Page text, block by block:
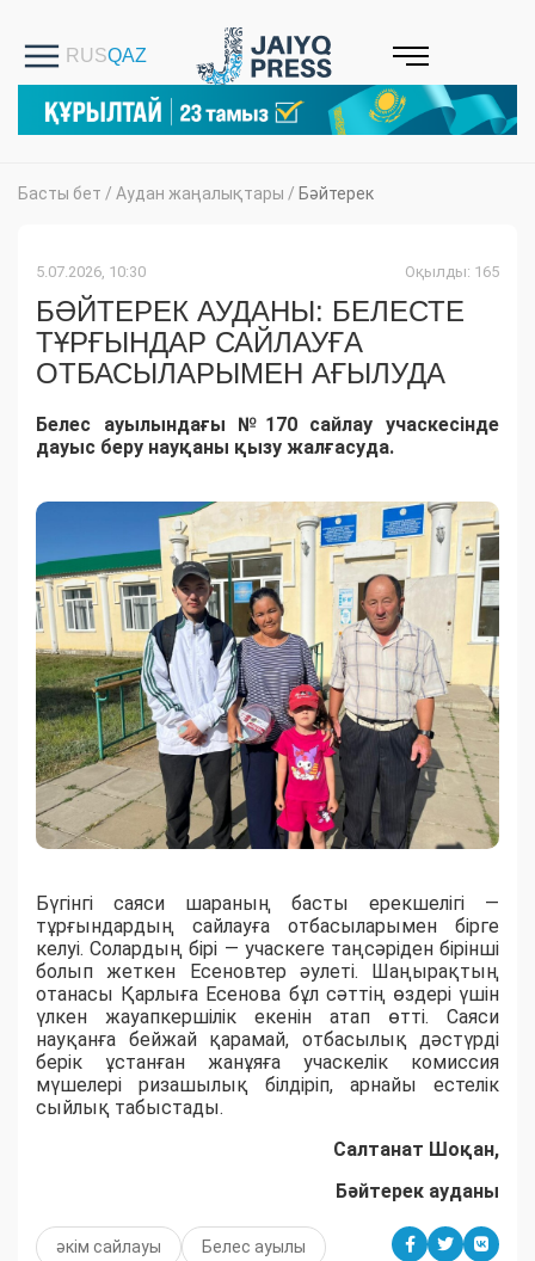
Басты бет / Аудан жаңалықтары / Бәйтерек
5.07.2026, 10:30 Оқылды: 165
БӘЙТЕРЕК АУДАНЫ: БЕЛЕСТЕ
ТҰРҒЫНДАР САЙЛАУҒА
ОТБАСЫЛАРЫМЕН АҒЫЛУДА
Белес ауылындағы №170 сайлау учаскесінде
дауыс беру науқаны қызу жалғасуда.
Бүгінгі саяси шараның басты ерекшелігі —
тұрғындардың сайлауға отбасыларымен бірге
келуі. Солардың бірі — учаскеге таңсәріден бірінші
болып жеткен Есеновтер әулеті. Шаңырақтың
отанасы Қарлыға Есенова бұл сәттің өздері үшін
үлкен жауапкершілік екенін атап өтті. Саяси
науқанға бейжай қарамай, отбасылық дәстүрді
берік ұстанған жанұяға учаскелік комиссия
мүшелері ризашылық білдіріп, арнайы естелік
сыйлық табыстады.
Салтанат Шоқан,
Бәйтерек ауданы
әкім сайлауы Белес ауылы